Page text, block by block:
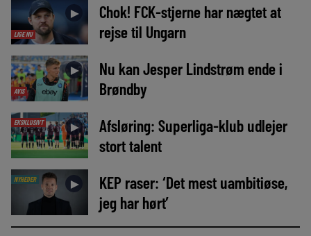
LIGE NU
►
Chok! FCK-stjerne har nægtet at
rejse til Ungarn
AVIS
►
Nu kan Jesper Lindstrøm ende i
Brøndby
EKSKLUSIVT ►
Afsløring: Superliga-klub udlejer
stort talent
NYHEDER ►
KEP raser: ‘Det mest uambitiøse,
jeg har hørt’